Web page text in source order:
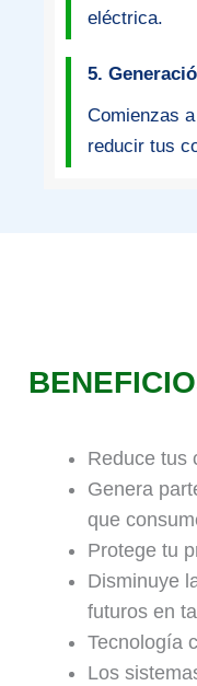
eléctrica.
5.
Comienzas
reducir tus
Reduce tus
Genera
que
Protege tu
Disminuye
futuros en
Tecnología
Los